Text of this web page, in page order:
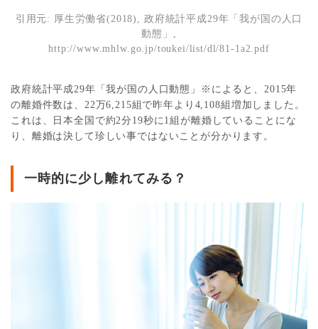
引用元: 厚生労働省(2018), 政府統計平成29年「我が国の人口
動態」,
http://www.mhlw.go.jp/toukei/list/dl/81-1a2.pdf
政府統計平成29年「我が国の人口動態」※によると、2015年
の離婚件数は、22万6,215組で昨年より4,108組増加しました。
これは、日本全国で約2分19秒に1組が離婚していることにな
り、離婚は決して珍しい事ではないことが分かります。
一時的に少し離れてみる？